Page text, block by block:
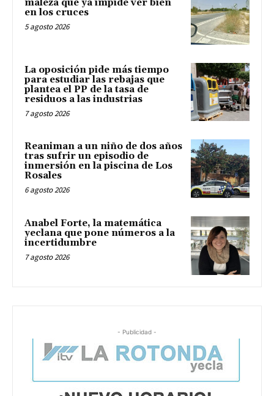
maleza que ya impide ver bien
en los cruces
5 agosto 2026
La oposición pide más tiempo
para estudiar las rebajas que
plantea el PP de la tasa de
residuos a las industrias
7 agosto 2026
Reaniman a un niño de dos años
tras sufrir un episodio de
inmersión en la piscina de Los
Rosales
6 agosto 2026
Anabel Forte, la matemática
yeclana que pone números a la
incertidumbre
7 agosto 2026
- Publicidad -